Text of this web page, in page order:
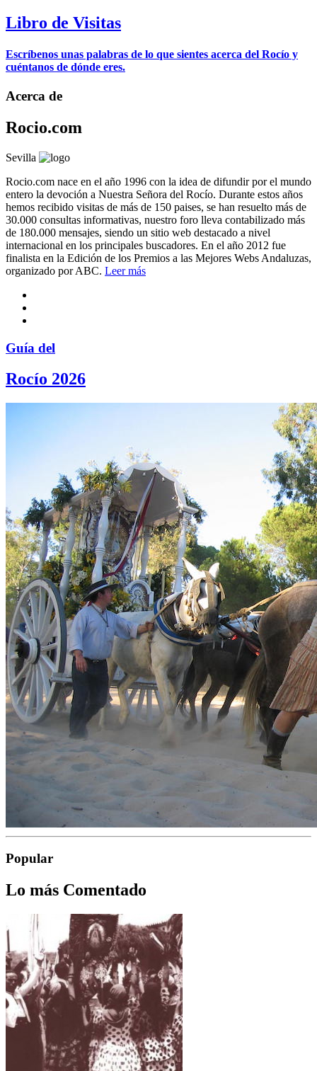
Libro de Visitas
Escríbenos unas palabras de lo que sientes acerca del Rocío y
cuéntanos de dónde eres.
Acerca de
Rocio.com
Sevilla
Rocio.com nace en el año 1996 con la idea de difundir por el mundo
entero la devoción a Nuestra Señora del Rocío. Durante estos años
hemos recibido visitas de más de 150 paises, se han resuelto más de
30.000 consultas informativas, nuestro foro lleva contabilizado más
de 180.000 mensajes, siendo un sitio web destacado a nivel
internacional en los principales buscadores. En el año 2012 fue
finalista en la Edición de los Premios a las Mejores Webs Andaluzas,
organizado por ABC. Leer más
Guía del
Rocío 2026
Popular
Lo más Comentado